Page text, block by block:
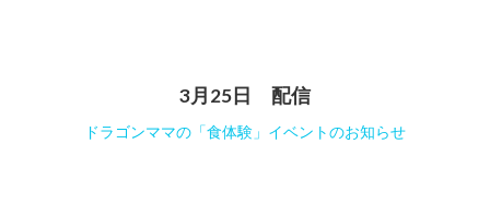
3月25日 配信
ドラゴンママの「食体験」イベントのお知らせ